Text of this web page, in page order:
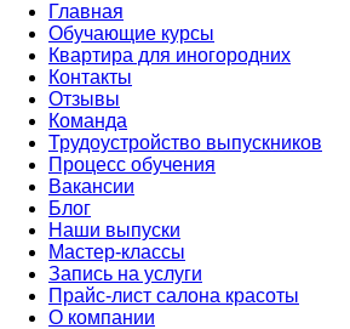
Главная
Обучающие курсы
Квартира для иногородних
Контакты
Отзывы
Команда
Трудоустройство выпускников
Процесс обучения
Вакансии
Блог
Наши выпуски
Мастер-классы
Запись на услуги
Прайс-лист салона красоты
О компании